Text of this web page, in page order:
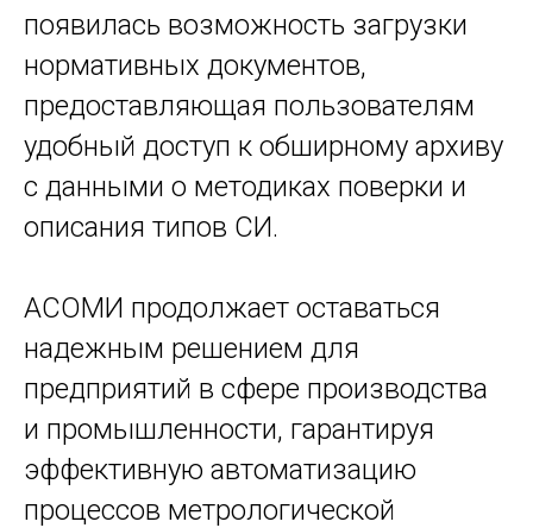
появилась возможность загрузки
нормативных документов,
предоставляющая пользователям
удобный доступ к обширному архиву
с данными о методиках поверки и
описания типов СИ.
АСОМИ продолжает оставаться
надежным решением для
предприятий в сфере производства
и промышленности, гарантируя
эффективную автоматизацию
процессов метрологической